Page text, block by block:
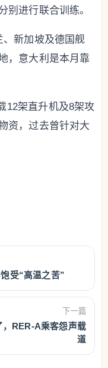
别进行联合训练。
新加坡及德国舰
，意大利是本月靠
12架直升机及8架攻
资，过去曾针对大
受“高温之苦”
下一篇
，RER-A乘客怨声载
道